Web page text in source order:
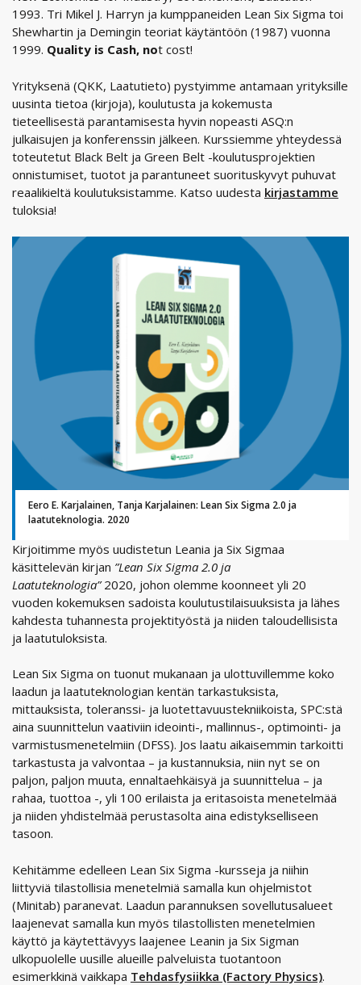
1993. Tri Mikel J. Harryn ja kumppaneiden Lean Six Sigma toi
Shewhartin ja Demingin teoriat käytäntöön (1987) vuonna
1999. Quality is Cash, not cost!
Yrityksenä (QKK, Laatutieto) pystyimme antamaan yrityksille
uusinta tietoa (kirjoja), koulutusta ja kokemusta
tieteellisestä parantamisesta hyvin nopeasti ASQ:n
julkaisujen ja konferenssin jälkeen. Kurssiemme yhteydessä
toteutetut Black Belt ja Green Belt -koulutusprojektien
onnistumiset, tuotot ja parantuneet suorituskyvyt puhuvat
reaalikieltä koulutuksistamme. Katso uudesta kirjastamme
tuloksia!
Eero E. Karjalainen, Tanja Karjalainen: Lean Six Sigma 2.0 ja
laatuteknologia. 2020
Kirjoitimme myös uudistetun Leania ja Six Sigmaa
käsittelevän kirjan ”Lean Six Sigma 2.0 ja
Laatuteknologia”2020, johon olemme koonneet yli 20
vuoden kokemuksen sadoista koulutustilaisuuksista ja lähes
kahdesta tuhannesta projektityöstä ja niiden taloudellisista
ja laatutuloksista.
Lean Six Sigma on tuonut mukanaan ja ulottuvillemme koko
laadun ja laatuteknologian kentän tarkastuksista,
mittauksista, toleranssi- ja luotettavuustekniikoista, SPC:stä
aina suunnittelun vaativiin ideointi-, mallinnus-, optimointi- ja
varmistusmenetelmiin (DFSS). Jos laatu aikaisemmin tarkoitti
tarkastusta ja valvontaa – ja kustannuksia, niin nyt se on
paljon, paljon muuta, ennaltaehkäisyä ja suunnittelua – ja
rahaa, tuottoa -, yli 100 erilaista ja eritasoista menetelmää
ja niiden yhdistelmää perustasolta aina edistykselliseen
tasoon.
Kehitämme edelleen Lean Six Sigma -kursseja ja niihin
liittyviä tilastollisia menetelmiä samalla kun ohjelmistot
(Minitab) paranevat. Laadun parannuksen sovellutusalueet
laajenevat samalla kun myös tilastollisten menetelmien
käyttö ja käytettävyys laajenee Leanin ja Six Sigman
ulkopuolelle uusille alueille palveluista tuotantoon
esimerkkinä vaikkapa Tehdasfysiikka (Factory Physics).